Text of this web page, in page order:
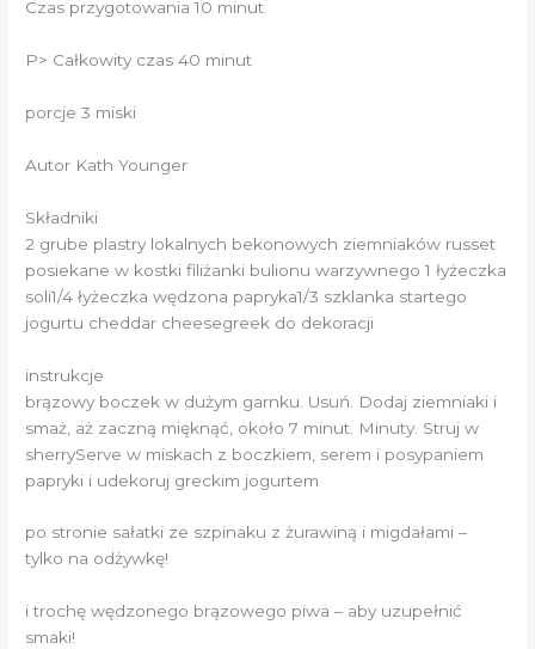
Czas przygotowania 10 minut
P> Całkowity czas 40 minut
porcje 3 miski
​​Autor Kath Younger
Składniki
2 grube plastry lokalnych bekonowych ziemniaków russet
posiekane w kostki filiżanki bulionu warzywnego 1 łyżeczka
soli1/4 łyżeczka wędzona papryka1/3 szklanka startego
jogurtu cheddar cheesegreek do dekoracji
instrukcje
brązowy boczek w dużym garnku. Usuń. Dodaj ziemniaki i
smaż, aż zaczną mięknąć, około 7 minut. Minuty. Struj w
sherryServe w miskach z boczkiem, serem i posypaniem
papryki i udekoruj greckim jogurtem
po stronie sałatki ze szpinaku z żurawiną i migdałami –
tylko na odżywkę!
i trochę wędzonego brązowego piwa – aby uzupełnić
smaki!